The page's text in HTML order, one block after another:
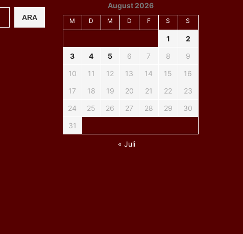
ARA
August 2026
M D M D F S S
1
2
3
4 5 6 7 8
9
10
11 12 13 14 15
16
17
18 19 20 21 22
23
24
25 26 27 28 29
30
31
« Juli